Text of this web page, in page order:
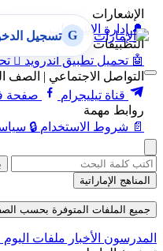
الإشعارات
🔔 إدارة الإشعارات
التطبيقات
🤖 تحميل تطبيق أندرويد 
التواصل الاجتماعي | الصف
قناة تيليجرام
صفحة
روابط مهمة
📄 شروط الاستخدام 🔒
G تسجيل
المناهج الإماراتية
جميع الملفات المتوفرة بحسب الصف
المدرسون الأخبار ملفات اليوم